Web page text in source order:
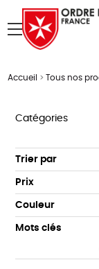
menu
Accueil >Tous nos
Catégories
NOTRE
ACCESSOIRES
MAISON
BIEN-ÊTRE
ÉPICERIE
Trier par
Par défaut
Popularité
Prix : du - cher au +
Prix : du + cher au
Prix
Tous
0 € - 50 €
Couleur
Blanc Pur
Mots clés
Fabriqué en